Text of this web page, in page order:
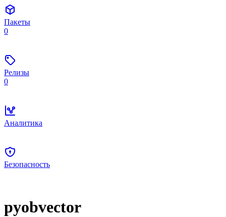
Пакеты
0
Релизы
0
Аналитика
Безопасность
pyobvector